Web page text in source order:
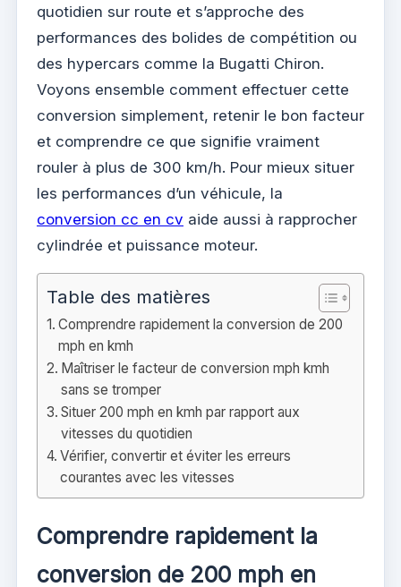
quotidien sur route et s’approche des
performances des bolides de compétition ou
des hypercars comme la Bugatti Chiron.
Voyons ensemble comment effectuer cette
conversion simplement, retenir le bon facteur
et comprendre ce que signifie vraiment
rouler à plus de 300 km/h. Pour mieux situer
les performances d’un véhicule, la
conversion cc en cv aide aussi à rapprocher
cylindrée et puissance moteur.
Table des matières
Comprendre rapidement la conversion de 200
mph en kmh
Maîtriser le facteur de conversion mph kmh
sans se tromper
Situer 200 mph en kmh par rapport aux
vitesses du quotidien
Vérifier, convertir et éviter les erreurs
courantes avec les vitesses
Comprendre rapidement la
conversion de 200 mph en